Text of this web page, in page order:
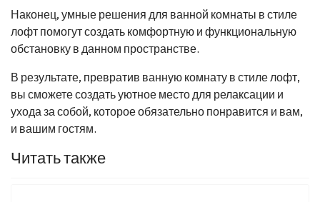
Наконец, умные решения для ванной комнаты в стиле
лофт помогут создать комфортную и функциональную
обстановку в данном пространстве.
В результате, превратив ванную комнату в стиле лофт,
вы сможете создать уютное место для релаксации и
ухода за собой, которое обязательно понравится и вам,
и вашим гостям.
Читать также